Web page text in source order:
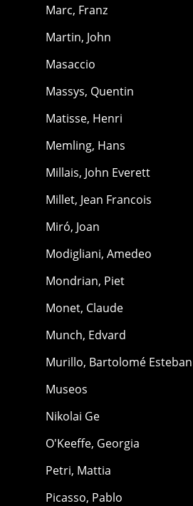
Marc, Franz
Martin, John
Masaccio
Massys, Quentin
Matisse, Henri
Memling, Hans
Millais, John Everett
Millet, Jean Francois
Miró, Joan
Modigliani, Amedeo
Mondrian, Piet
Monet, Claude
Munch, Edvard
Murillo, Bartolomé Esteban
Museos
Nikolai Ge
O'Keeffe, Georgia
Petri, Mattia
Picasso, Pablo